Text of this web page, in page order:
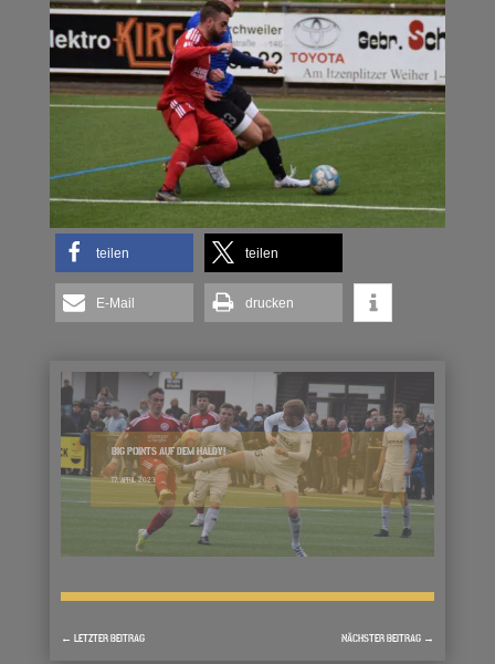
teilen teilen
E-Mail drucken
BIG POINTS AUF DEM HALDY!
17. APRIL 2023
← LETZTER BEITRAG NÄCHSTER BEITRAG →